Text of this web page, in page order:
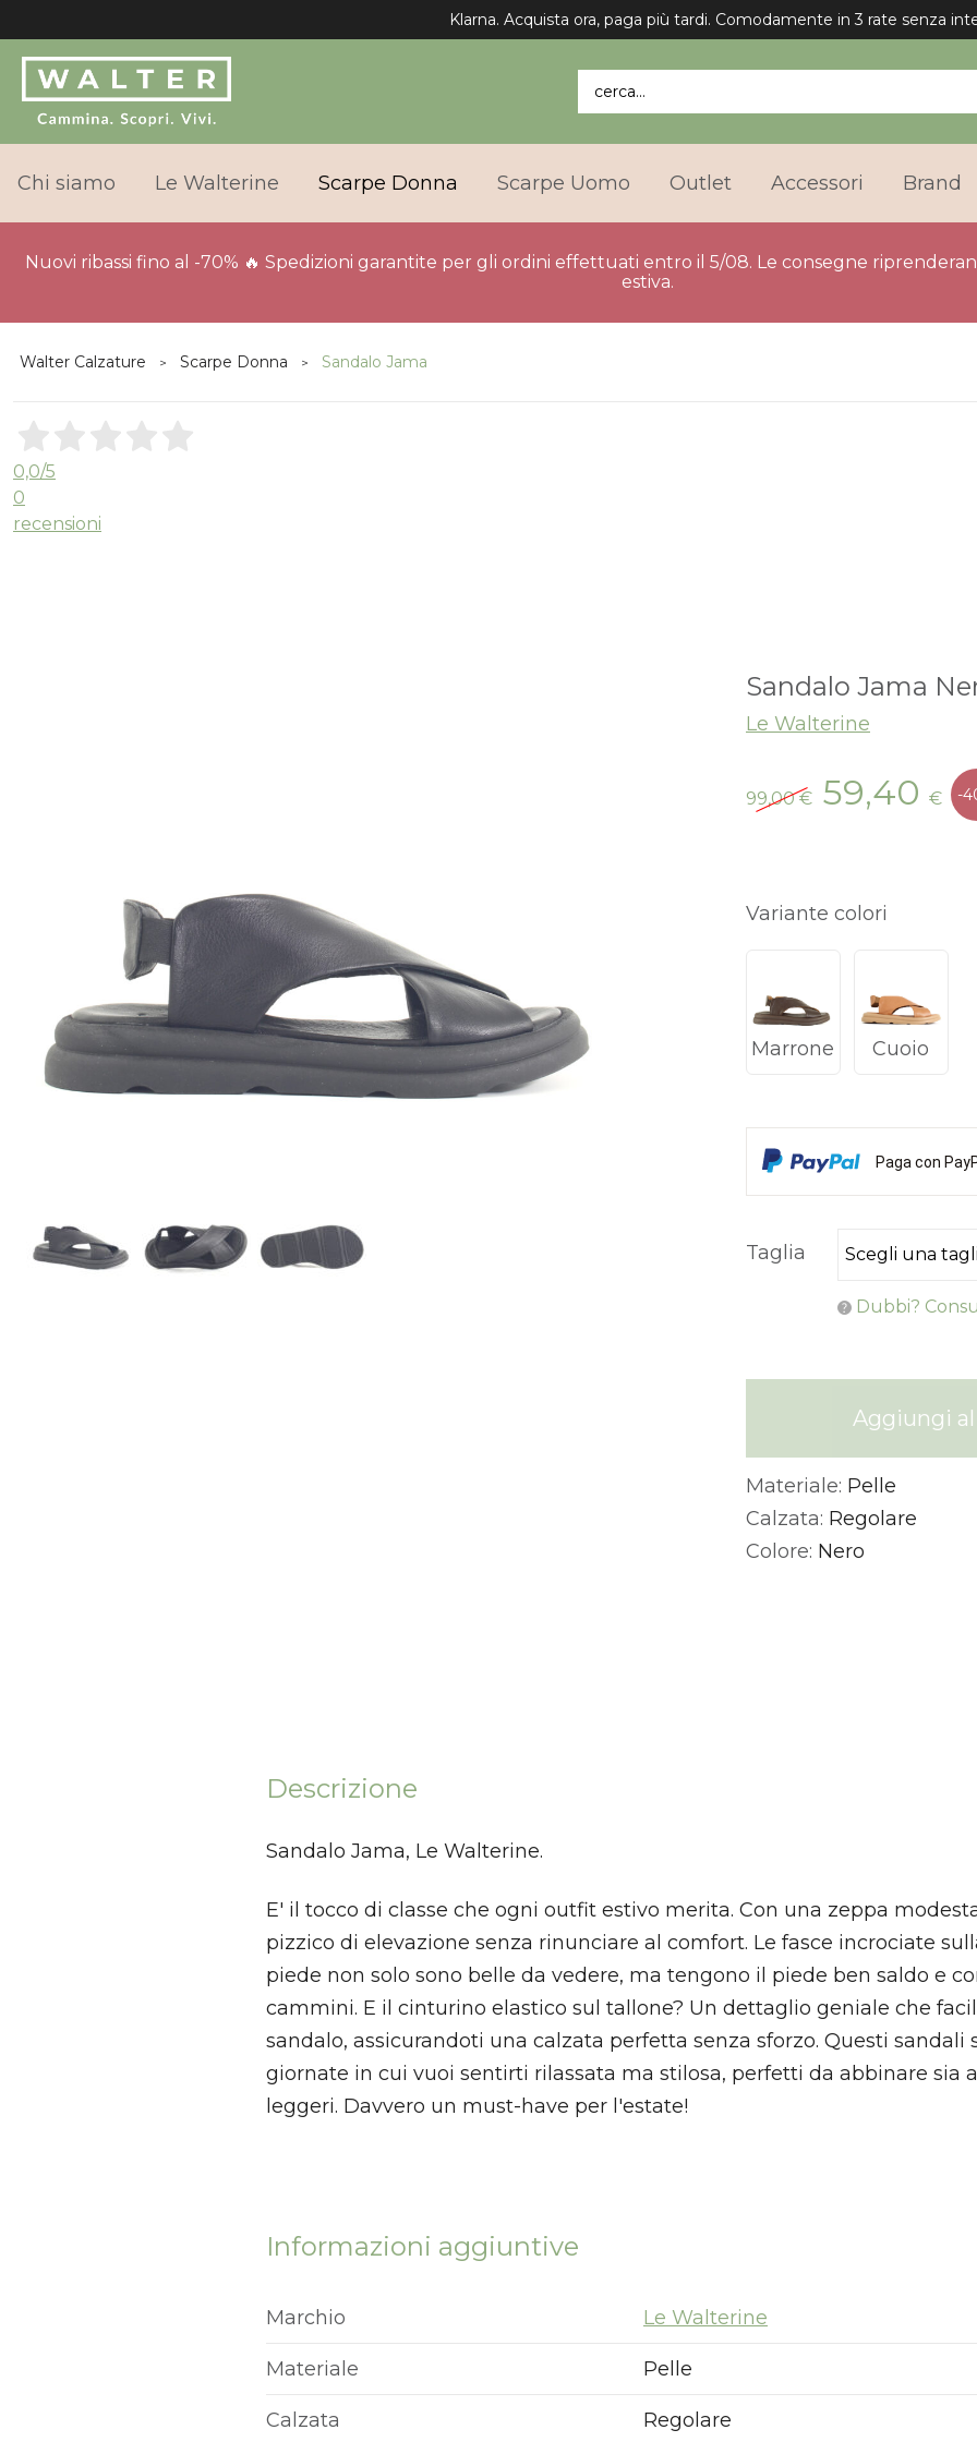
cerca...
Chi siamo Le Walterine Scarpe Donna Scarpe Uomo Outlet Accessori Brand
Nuovi ribassi fino al -70% 🔥 Spedizioni garantite per gli ordini effettuati entro il 5/08. Le consegne
estiva.
Walter Calzature Scarpe Donna Sandalo Jama
0,0/5
0
recensioni
Sandalo Jama
Le Walterine
99,00€
Il
prezzo
99,00 €.
59,40 €
Il
-
Variante colori
Marrone Cuoio
Paga con
Taglia
Dubbi?
Aggiungi
Alternative:
Materiale: Pelle
Calzata: Regolare
Colore: Nero
Descrizione
Sandalo Jama, Le Walterine.
E' il tocco di classe che ogni outfit estivo merita. Con una zeppa
pizzico di elevazione senza rinunciare al comfort. Le fasce incrociate
piede non solo sono belle da vedere, ma tengono il piede ben saldo e
cammini. E il cinturino elastico sul tallone? Un dettaglio geniale che
sandalo, assicurandoti una calzata perfetta senza sforzo. Questi sandali
giornate in cui vuoi sentirti rilassata ma stilosa, perfetti da abbinare sia
leggeri. Davvero un must-have per l'estate!
Informazioni aggiuntive
Marchio Le Walterine
Materiale Pelle
Calzata Regolare
Nuovi ribassi fino al 70%